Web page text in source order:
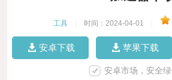
工具 时间：2024-04-01
安卓下载 苹果下载
安卓市场，安全